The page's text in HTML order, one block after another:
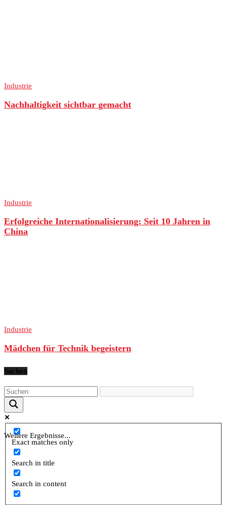
Industrie
Nachhaltigkeit sichtbar gemacht
Industrie
Erfolgreiche Internationalisierung: Seit 10 Jahren in
China
Industrie
Mädchen für Technik begeistern
Suchen
Weitere Ergebnisse...
Exact matches only
Search in title
Search in content